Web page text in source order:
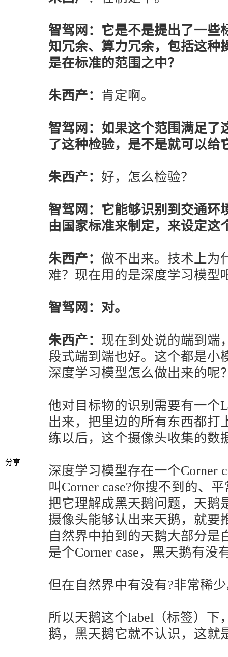
分享
智驾网：它是不是提出了一些
知冗余、算力冗余，包括这种
是在标准的范围之中？
朱西产： 肯定啊。
智驾网：如果这个范围满足了
了这种检验，是不是就可以给
朱西产： 好，怎么检验？
智驾网：它能够识别到交通环
由国家标准来制定，来设定这
朱西产： 做不出来。技术上为
难？现在用的是深度学习模型
智驾网：对。
朱西产： 现在到处说的端到端
段式端到端也好。这个都是小
深度学习模型怎么做出来的呢
他对目标物的识别需要有一个
出来，把里边的所有东西都打
练以后，这个摄像头收集的数
深度学习模型存在一个Corner
叫Corner case?你搜不到的、
把它理解成黑天鹅问题，天鹅
摄像头能够认出来天鹅，就要
自然界中拍到的天鹅大部分是
是个Corner case，黑天鹅有没
但在自然界中有没有?非常稀
所以天鹅这个label（标签）下
鹅，黑天鹅它就不认识，这就